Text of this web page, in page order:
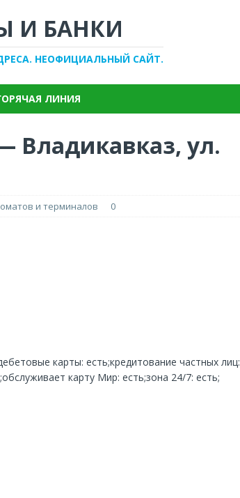
И БАНКИ
НЕОФИЦИАЛЬНЫЙ САЙТ.
ЛИНИЯ
Владикавказ, ул.
и терминалов 0
карты: есть;кредитование частных лиц:
карту Мир: есть;зона 24/7: есть;